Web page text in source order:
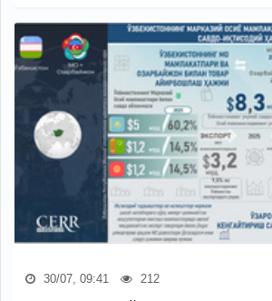
30/07, 09:41 212